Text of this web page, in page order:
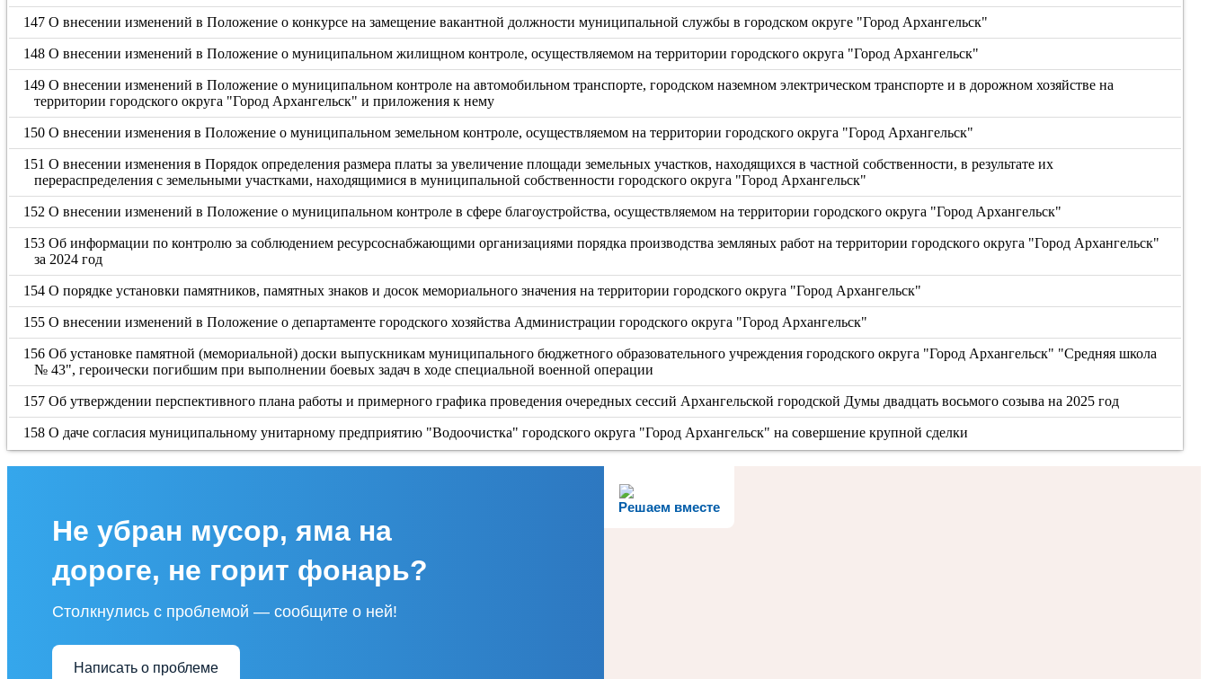
147 О внесении изменений в Положение о конкурсе на замещение вакантной должности муниципальной службы в городском округе "Город Архангельск"
148 О внесении изменений в Положение о муниципальном жилищном контроле, осуществляемом на территории городского округа "Город Архангельск"
149 О внесении изменений в Положение о муниципальном контроле на автомобильном транспорте, городском наземном электрическом транспорте и в дорожном хозяйстве на
территории городского округа "Город Архангельск" и приложения к нему
150 О внесении изменения в Положение о муниципальном земельном контроле, осуществляемом на территории городского округа "Город Архангельск"
151 О внесении изменения в Порядок определения размера платы за увеличение площади земельных участков, находящихся в частной собственности, в результате их
перераспределения с земельными участками, находящимися в муниципальной собственности городского округа "Город Архангельск"
152 О внесении изменений в Положение о муниципальном контроле в сфере благоустройства, осуществляемом на территории городского округа "Город Архангельск"
153 Об информации по контролю за соблюдением ресурсоснабжающими организациями порядка производства земляных работ на территории городского округа "Город Архангельск"
за 2024 год
154 О порядке установки памятников, памятных знаков и досок мемориального значения на территории городского округа "Город Архангельск"
155 О внесении изменений в Положение о департаменте городского хозяйства Администрации городского округа "Город Архангельск"
156 Об установке памятной (мемориальной) доски выпускникам муниципального бюджетного образовательного учреждения городского округа "Город Архангельск" "Средняя школа
№ 43", героически погибшим при выполнении боевых задач в ходе специальной военной операции
157 Об утверждении перспективного плана работы и примерного графика проведения очередных сессий Архангельской городской Думы двадцать восьмого созыва на 2025 год
158 О даче согласия муниципальному унитарному предприятию "Водоочистка" городского округа "Город Архангельск" на совершение крупной сделки
Решаем вместе
Не убран мусор, яма на
дороге, не горит фонарь?
Столкнулись с проблемой — сообщите о ней!
Написать о проблеме